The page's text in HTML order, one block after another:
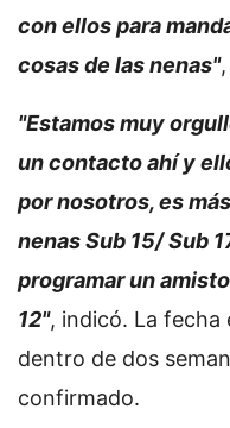
con ellos para
cosas de las nenas"
"Estamos muy
un contacto ahí y
por nosotros, es
nenas Sub 15/ Sub
programar un
12", indicó. La fecha
dentro de dos
confirmado.